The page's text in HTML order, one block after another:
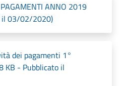
ANNO 2019
il 03/02/2020)
dei pagamenti 1°
KB - Pubblicato il